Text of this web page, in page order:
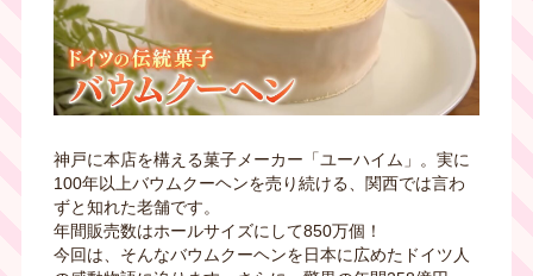
神戸に本店を構える菓子メーカー「ユーハイム」。実に
100年以上バウムクーヘンを売り続ける、関西では言わ
ずと知れた老舗です。
年間販売数はホールサイズにして850万個！
今回は、そんなバウムクーヘンを日本に広めたドイツ人